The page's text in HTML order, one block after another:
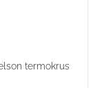
termokrus